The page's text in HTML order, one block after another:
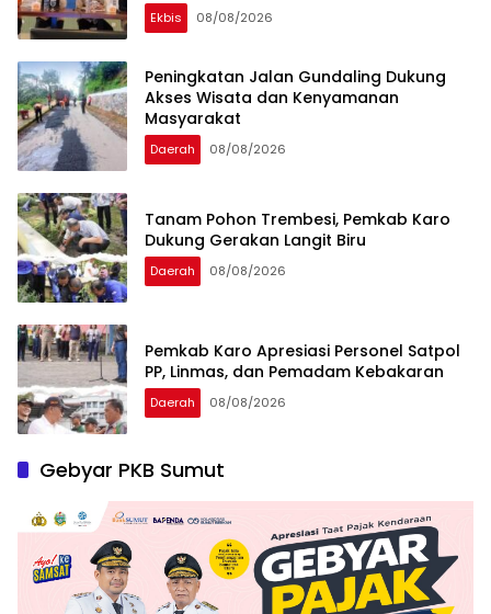
Ekbis 08/08/2026
Peningkatan Jalan Gundaling Dukung
Akses Wisata dan Kenyamanan
Masyarakat
Daerah 08/08/2026
Tanam Pohon Trembesi, Pemkab Karo
Dukung Gerakan Langit Biru
Daerah 08/08/2026
Pemkab Karo Apresiasi Personel Satpol
PP, Linmas, dan Pemadam Kebakaran
Daerah 08/08/2026
Gebyar PKB Sumut